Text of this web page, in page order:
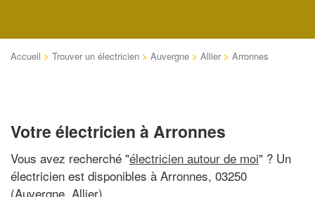
Accueil > Trouver un électricien > Auvergne > Allier > Arronnes
Votre électricien à Arronnes
Vous avez recherché "électricien autour de moi" ? Un
électricien est disponibles à Arronnes, 03250
(Auvergne, Allier)